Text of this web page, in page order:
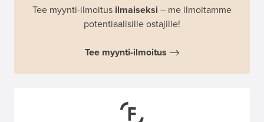
Tee myynti-ilmoitus ilmaiseksi – me ilmoitamme
potentiaalisille ostajille!
Tee myynti-ilmoitus